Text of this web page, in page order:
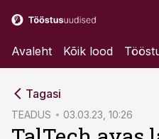
Avaleht Kõik lood
Tagasi
TEADUS 03.03.23, 10:26